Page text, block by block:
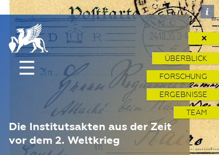
Die Institutsakten aus der Zeit
vor dem 2. Weltkrieg
✕
ÜBERBLICK
FORSCHUNG
ERGEBNISSE
TEAM